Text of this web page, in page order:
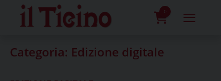
content
0
Categoria: Edizione digitale